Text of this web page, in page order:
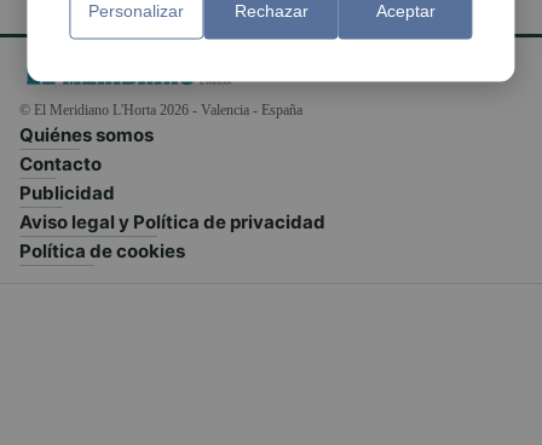
© El Meridiano L'Horta 2026 - Valencia - España
Quiénes somos
Contacto
Publicidad
Aviso legal y Política de privacidad
Política de cookies
Personalizar Rechazar Aceptar